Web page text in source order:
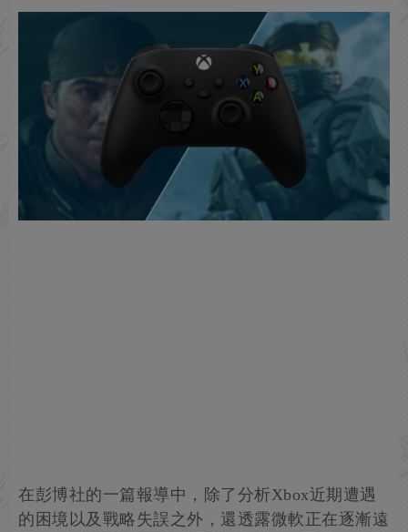
在彭博社的一篇報導中，除了分析Xbox近期遭遇
的困境以及戰略失誤之外，還透露微軟正在逐漸遠